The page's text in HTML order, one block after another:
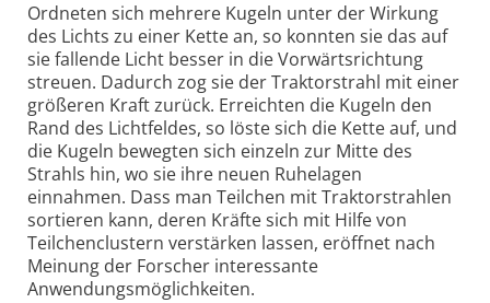
Ordneten sich mehrere Kugeln unter der Wirkung
des Lichts zu einer Kette an, so konnten sie das auf
sie fallende Licht besser in die Vorwärtsrichtung
streuen. Dadurch zog sie der Traktorstrahl mit einer
größeren Kraft zurück. Erreichten die Kugeln den
Rand des Lichtfeldes, so löste sich die Kette auf, und
die Kugeln bewegten sich einzeln zur Mitte des
Strahls hin, wo sie ihre neuen Ruhelagen
einnahmen. Dass man Teilchen mit Traktorstrahlen
sortieren kann, deren Kräfte sich mit Hilfe von
Teilchenclustern verstärken lassen, eröffnet nach
Meinung der Forscher interessante
Anwendungsmöglichkeiten.